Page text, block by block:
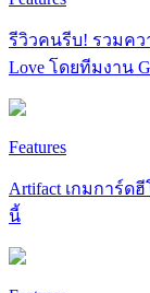
รีวิวคนรีบ! รวมคว
Love โดยทีมงาน
Features
Artifact เกมการ์ด
นี้